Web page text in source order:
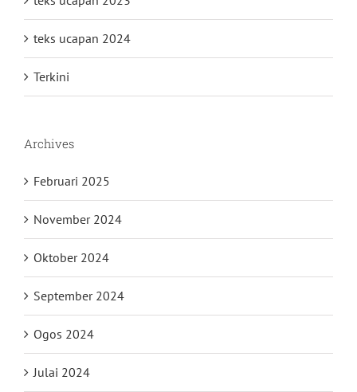
teks ucapan 2024
Terkini
Archives
Februari 2025
November 2024
Oktober 2024
September 2024
Ogos 2024
Julai 2024